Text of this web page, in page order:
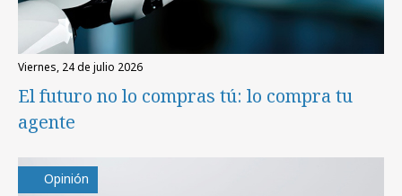
viernes, 24 de julio 2026
El futuro no lo compras tú: lo compra tu
agente
Opinión